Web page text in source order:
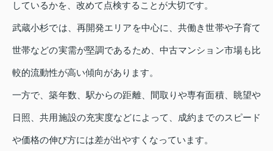
しているかを、改めて点検することが大切です。
武蔵小杉では、再開発エリアを中心に、共働き世帯や子育て
世帯などの実需が堅調であるため、中古マンション市場も比
較的流動性が高い傾向があります。
一方で、築年数、駅からの距離、間取りや専有面積、眺望や
日照、共用施設の充実度などによって、成約までのスピード
や価格の伸び方には差が出やすくなっています。